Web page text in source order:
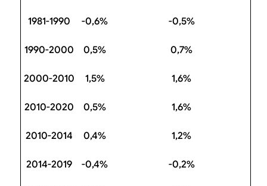
1981-1990 -0,6% -0,5%
1990-2000 0,5% 0,7%
2000-2010 1,5% 1,6%
2010-2020 0,5% 1,6%
2010-2014 0,4% 1,2%
2014-2019 -0,4% -0,2%